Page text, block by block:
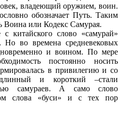
владеющий оружием, воин.
обозначает Путь. Таким
или Кодекс Самурая.
слово «самурай»
Но во времена средневековых
и воином. По мере
постоянно носить
в привилегию и со
и короткий –стали
самураев. А само слово
слова «буси» и с тех пор